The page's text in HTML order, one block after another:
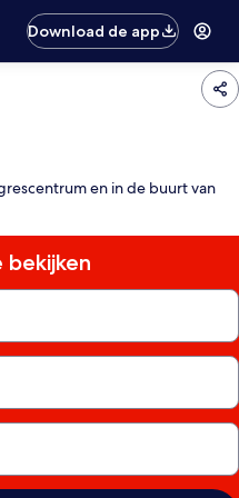
Download de app
en in de buurt van
bekijken